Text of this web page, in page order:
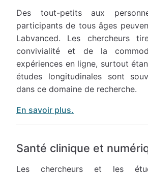
Des tout-petits aux
participants de tous âges
Labvanced. Les chercheurs
convivialité et de la
expériences en ligne, surtout
études longitudinales sont
dans ce domaine de recherche.
En savoir plus.
Santé clinique et
Les chercheurs et les